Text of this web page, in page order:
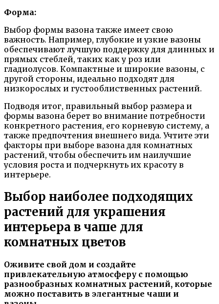
Форма:
Выбор формы вазона также имеет свою
важность. Например, глубокие и узкие вазоны
обеспечивают лучшую поддержку для длинных и
прямых стеблей, таких как у роз или
гладиолусов. Компактные и широкие вазоны, с
другой стороны, идеально подходят для
низкорослых и густооблиственных растений.
Подводя итог, правильный выбор размера и
формы вазона берет во внимание потребности
конкретного растения, его корневую систему, а
также предпочтения внешнего вида. Учтите эти
факторы при выборе вазона для комнатных
растений, чтобы обеспечить им наилучшие
условия роста и подчеркнуть их красоту в
интерьере.
Выбор наиболее подходящих
растений для украшения
интерьера в чаше для
комнатных цветов
Оживите свой дом и создайте
привлекательную атмосферу с помощью
разнообразных комнатных растений, которые
можно поставить в элегантные чаши и